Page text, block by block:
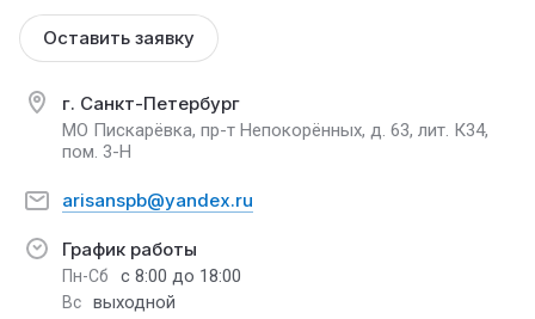
Оставить заявку
г. Санкт-Петербург
МО Пискарёвка, пр-т Непокорённых, д. 63, лит. К34,
пом. 3-Н
arisanspb@yandex.ru
График работы
Пн-Сб с 8:00 до 18:00
Вс выходной